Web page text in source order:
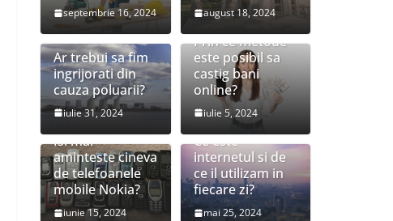
septembrie 16, 2024 august 18, 2024
Ar trebui sa fim
ingrijorati din
cauza poluarii?
iulie 31, 2024
Prin ce metode
este posibil sa
castig bani
online?
iulie 5, 2024
Isi mai
aminteste cineva
de telefoanele
mobile Nokia?
iunie 15, 2024
Ce este
internetul si de
ce il utilizam in
fiecare zi?
mai 25, 2024